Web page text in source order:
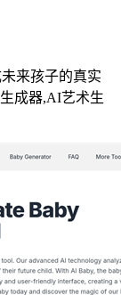
来孩子的真实
成器,AI艺术生